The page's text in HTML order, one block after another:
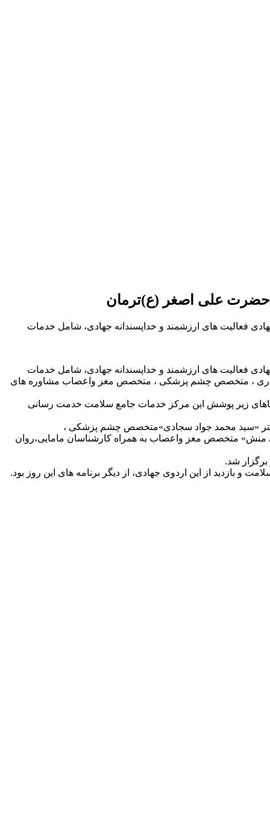
حضرت علی اصغر (ع)ترمان
فعالیت های ارزشمند و خداپسندانه جهادی، شامل خدمات
فعالیت های ارزشمند و خداپسندانه جهادی، شامل خدمات
، متخصص چشم پزشکی ، متخصص مغز واعصاب مشاوره های
پزشکی شهرستان لامرد به ۲۴۹ نفر از اهالی دهستان ترمان و روستاهای زیر پوشش این مرکز خدمات جامع سلامت خدمت رسانی
«سید محمد جواد سجادی»متخصص چشم پزشکی ،
منش» متخصص مغز واعصاب به همراه کارشناسان مامایی،روان
شد.
و بازدید از این اردوی جهادی، از دیگر برنامه های این روز بود.